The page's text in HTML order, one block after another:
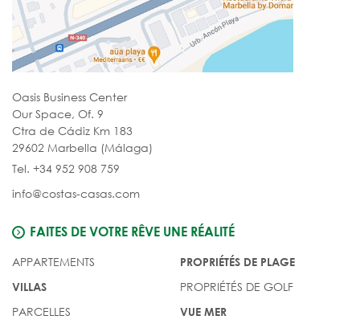
Oasis Business Center
Our Space, Of. 9
Ctra de Cádiz Km 183
29602 Marbella (Málaga)
Tel. +34 952 908 759
info@costas-casas.com
FAITES DE VOTRE RÊVE UNE RÉALITÉ
APPARTEMENTS
VILLAS
PARCELLES
PROPRIÉTÉS DE PLAGE
PROPRIÉTÉS DE GOLF
VUE MER